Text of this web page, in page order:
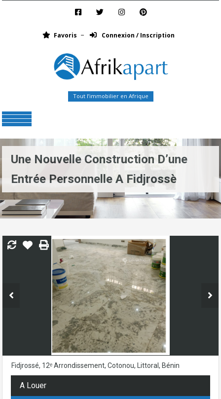
Favoris Connexion / Inscription
Tout l’immobilier en Afrique
Une Nouvelle Construction D’une
Entrée Personnelle A Fidjrossè
Fidjrossé, 12ᵉ Arrondissement, Cotonou, Littoral, Bénin
A Louer